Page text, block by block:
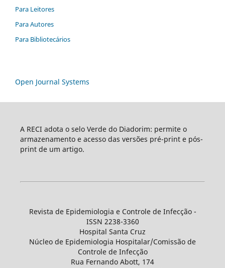
Para Leitores
Para Autores
Para Bibliotecários
Open Journal Systems
A RECI adota o selo Verde do Diadorim: permite o
armazenamento e acesso das versões pré-print e pós-
print de um artigo.
Revista de Epidemiologia e Controle de Infecção -
ISSN 2238-3360
Hospital Santa Cruz
Núcleo de Epidemiologia Hospitalar/Comissão de
Controle de Infecção
Rua Fernando Abott, 174